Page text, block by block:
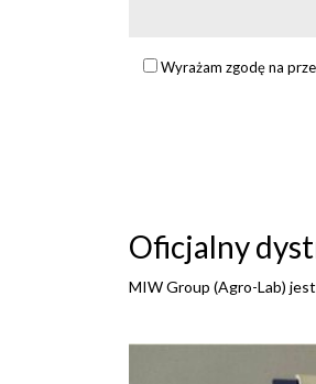
Wyrażam zgodę na
Oficjalny
MIW Group (Agro-Lab)